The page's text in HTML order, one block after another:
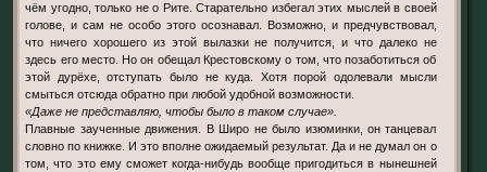
чём угодно, только не о Рите. Старательно избегал этих мыслей в своей
голове, и сам не особо этого осознавал. Возможно, и предчувствовал,
что ничего хорошего из этой вылазки не получится, и что далеко не
здесь его место. Но он обещал Крестовскому о том, что позаботиться об
этой дурёхе, отступать было не куда. Хотя порой одолевали мысли
смыться отсюда обратно при любой удобной возможности.
«Даже не представляю, чтобы было в таком случае».
Плавные заученные движения. В Широ не было изюминки, он танцевал
словно по книжке. И это вполне ожидаемый результат. Да и не думал он о
том, что это ему сможет когда-нибудь вообще пригодиться в нынешней